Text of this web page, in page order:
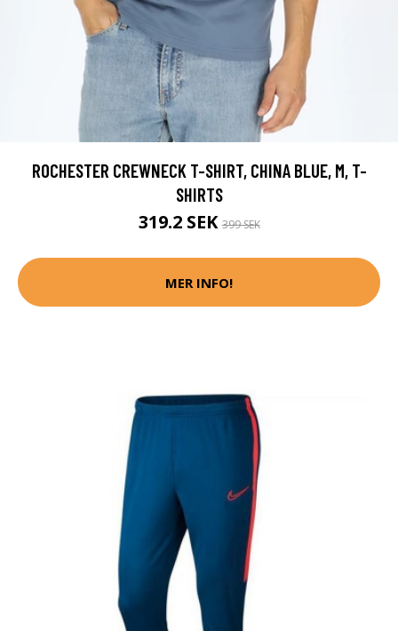
ROCHESTER CREWNECK T-SHIRT, CHINA BLUE, M, T-
SHIRTS
319.2 SEK399 SEK
MER INFO!